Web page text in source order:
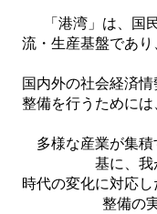
「港湾」は、国
流・生産基盤であ
国内外の社会経済
整備を行うために
多様な産業が集積
基に、我
時代の変化に対応
整備の